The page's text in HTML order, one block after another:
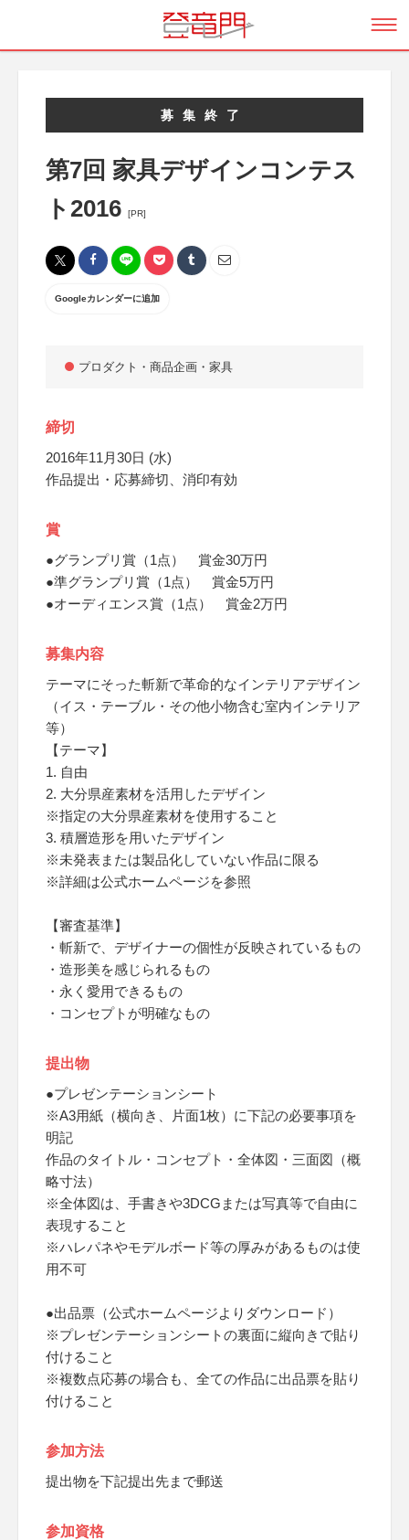
募集終了
第7回 家具デザインコンテス
ト2016
[PR]
Googleカレンダーに追加
プロダクト・商品企画・家具
締切
2016年11月30日 (水)
作品提出・応募締切、消印有効
賞
●グランプリ賞（1点） 賞金30万円
●準グランプリ賞（1点） 賞金5万円
●オーディエンス賞（1点） 賞金2万円
募集内容
テーマにそった斬新で革命的なインテリアデザイン
（イス・テーブル・その他小物含む室内インテリア
等）
【テーマ】
1. 自由
2. 大分県産素材を活用したデザイン
※指定の大分県産素材を使用すること
3. 積層造形を用いたデザイン
※未発表または製品化していない作品に限る
※詳細は公式ホームページを参照
【審査基準】
・斬新で、デザイナーの個性が反映されているもの
・造形美を感じられるもの
・永く愛用できるもの
・コンセプトが明確なもの
提出物
●プレゼンテーションシート
※A3用紙（横向き、片面1枚）に下記の必要事項を
明記
作品のタイトル・コンセプト・全体図・三面図（概
略寸法）
※全体図は、手書きや3DCGまたは写真等で自由に
表現すること
※ハレパネやモデルボード等の厚みがあるものは使
用不可
●出品票（公式ホームページよりダウンロード）
※プレゼンテーションシートの裏面に縦向きで貼り
付けること
※複数点応募の場合も、全ての作品に出品票を貼り
付けること
参加方法
提出物を下記提出先まで郵送
参加資格